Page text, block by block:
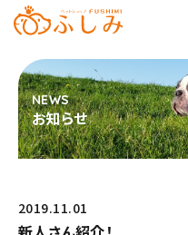
お知らせ
2019.11.01